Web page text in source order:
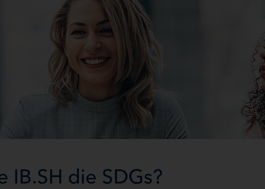
IB.SH die SDGs?